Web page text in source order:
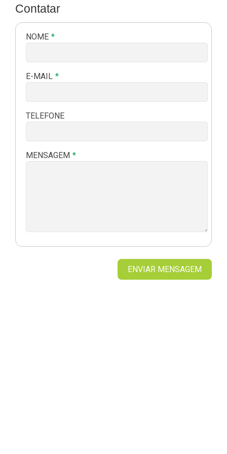
Contatar
NOME
E-MAIL
TELEFONE
MENSAGEM